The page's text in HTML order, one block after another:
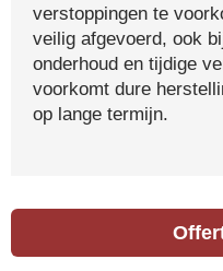
verstoppingen te
veilig afgevoerd, ook
onderhoud en tijdige
voorkomt dure
op lange termijn.